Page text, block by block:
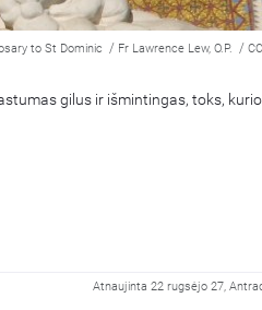
to St Dominic / Fr Lawrence Lew, O.P. /
gilus ir išmintingas, toks,
Atnaujinta 22 rugsėjo 27,